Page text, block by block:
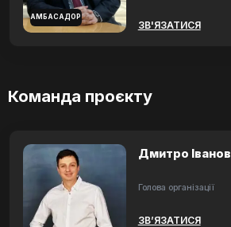
АМБАСАДОР
ЗВ'ЯЗАТИСЯ
Команда проєкту
Дмитро Іванов
Голова організації
ЗВ’ЯЗАТИСЯ